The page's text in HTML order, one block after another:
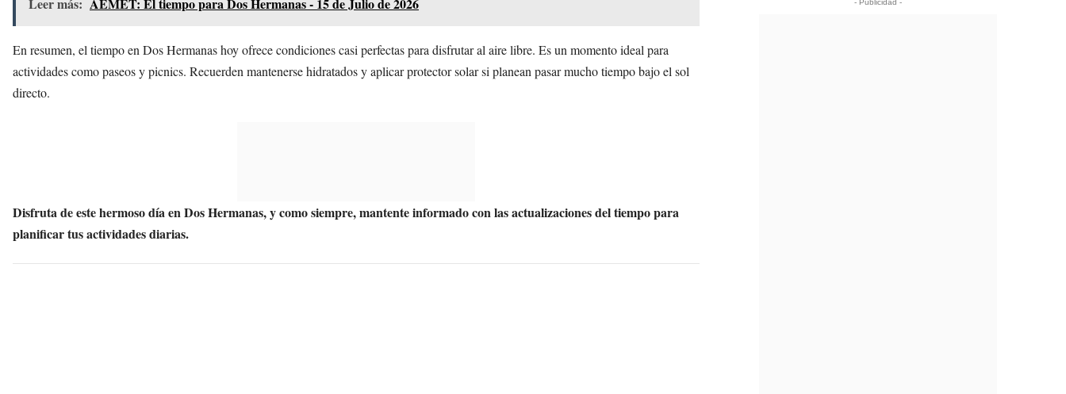
En resumen, el tiempo en Dos Hermanas hoy ofrece condiciones casi perfectas para disfrutar al aire libre. Es un momento ideal para
actividades como paseos y picnics. Recuerden mantenerse hidratados y aplicar protector solar si planean pasar mucho tiempo bajo el sol
directo.
Disfruta de este hermoso día en Dos Hermanas, y como siempre, mantente informado con las actualizaciones del tiempo para
planificar tus actividades diarias.
- Publicidad -